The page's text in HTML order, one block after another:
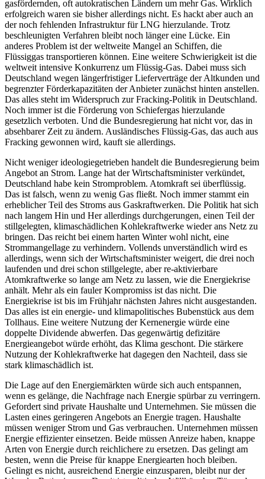
gasfördernden, oft autokratischen Ländern um mehr Gas. Wirklich
erfolgreich waren sie bisher allerdings nicht. Es hackt aber auch an
der noch fehlenden Infrastruktur für LNG hierzulande. Trotz
beschleunigten Verfahren bleibt noch länger eine Lücke. Ein
anderes Problem ist der weltweite Mangel an Schiffen, die
Flüssiggas transportieren können. Eine weitere Schwierigkeit ist die
weltweit intensive Konkurrenz um Flüssig-Gas. Dabei muss sich
Deutschland wegen längerfristiger Lieferverträge der Altkunden und
begrenzter Förderkapazitäten der Anbieter zunächst hinten anstellen.
Das alles steht im Widerspruch zur Fracking-Politik in Deutschland.
Noch immer ist die Förderung von Schiefergas hierzulande
gesetzlich verboten. Und die Bundesregierung hat nicht vor, das in
absehbarer Zeit zu ändern. Ausländisches Flüssig-Gas, das auch aus
Fracking gewonnen wird, kauft sie allerdings.
Nicht weniger ideologiegetrieben handelt die Bundesregierung beim
Angebot an Strom. Lange hat der Wirtschaftsminister verkündet,
Deutschland habe kein Stromproblem. Atomkraft sei überflüssig.
Das ist falsch, wenn zu wenig Gas fließt. Noch immer stammt ein
erheblicher Teil des Stroms aus Gaskraftwerken. Die Politik hat sich
nach langem Hin und Her allerdings durchgerungen, einen Teil der
stillgelegten, klimaschädlichen Kohlekraftwerke wieder ans Netz zu
bringen. Das reicht bei einem harten Winter wohl nicht, eine
Strommangellage zu verhindern. Vollends unverständlich wird es
allerdings, wenn sich der Wirtschaftsminister weigert, die drei noch
laufenden und drei schon stillgelegte, aber re-aktivierbare
Atomkraftwerke so lange am Netz zu lassen, wie die Energiekrise
anhält. Mehr als ein fauler Kompromiss ist das nicht. Die
Energiekrise ist bis im Frühjahr nächsten Jahres nicht ausgestanden.
Das alles ist ein energie- und klimapolitisches Bubenstück aus dem
Tollhaus. Eine weitere Nutzung der Kernenergie würde eine
doppelte Dividende abwerfen. Das gegenwärtig defizitäre
Energieangebot würde erhöht, das Klima geschont. Die stärkere
Nutzung der Kohlekraftwerke hat dagegen den Nachteil, dass sie
stark klimaschädlich ist.
Die Lage auf den Energiemärkten würde sich auch entspannen,
wenn es gelänge, die Nachfrage nach Energie spürbar zu verringern.
Gefordert sind private Haushalte und Unternehmen. Sie müssen die
Lasten eines geringeren Angebots an Energie tragen. Haushalte
müssen weniger Strom und Gas verbrauchen. Unternehmen müssen
Energie effizienter einsetzen. Beide müssen Anreize haben, knappe
Arten von Energie durch reichlichere zu ersetzen. Das gelingt am
besten, wenn die Preise für knappe Energiearten hoch bleiben.
Gelingt es nicht, ausreichend Energie einzusparen, bleibt nur der